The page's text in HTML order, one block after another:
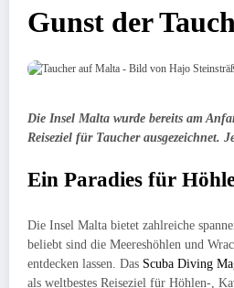
Gunst der
Die Insel Malta wurde bereits am
Reiseziel für Taucher ausgezeichnet.
Ein Paradies für
Die Insel Malta bietet zahlreiche
beliebt sind die Meereshöhlen und
entdecken lassen. Das Scuba Diving
als weltbestes Reiseziel für Höhlen-,